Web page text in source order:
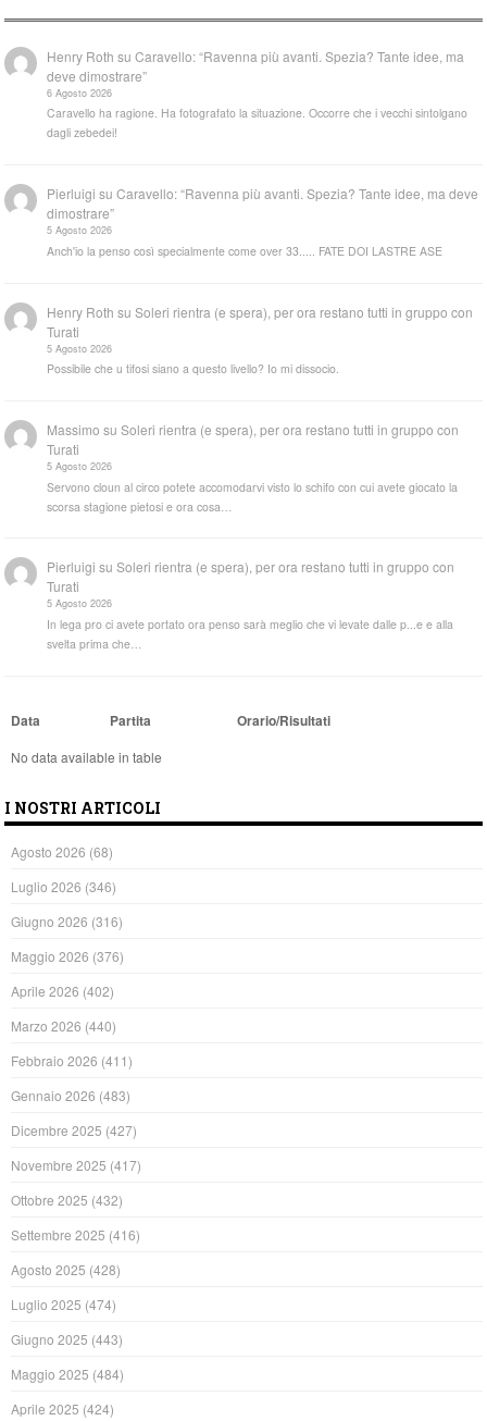
Henry Roth suCaravello: “Ravenna più avanti. Spezia? Tante idee, ma
deve dimostrare”
6 Agosto 2026
Caravello ha ragione. Ha fotografato la situazione. Occorre che i vecchi sintolgano
dagli zebedei!
Pierluigi suCaravello: “Ravenna più avanti. Spezia? Tante idee, ma deve
dimostrare”
5 Agosto 2026
Anch'io la penso così specialmente come over 33..... FATE DOI LASTRE ASE
Henry Roth suSoleri rientra (e spera), per ora restano tutti in gruppo con
Turati
5 Agosto 2026
Possibile che u tifosi siano a questo livello? Io mi dissocio.
Massimo suSoleri rientra (e spera), per ora restano tutti in gruppo con
Turati
5 Agosto 2026
Servono cloun al circo potete accomodarvi visto lo schifo con cui avete giocato la
scorsa stagione pietosi e ora cosa…
Pierluigi suSoleri rientra (e spera), per ora restano tutti in gruppo con
Turati
5 Agosto 2026
In lega pro ci avete portato ora penso sarà meglio che vi levate dalle p...e e alla
svelta prima che…
Data Partita Orario/Risultati
No data available in table
I NOSTRI ARTICOLI
Agosto 2026 (68)
Luglio 2026 (346)
Giugno 2026 (316)
Maggio 2026 (376)
Aprile 2026 (402)
Marzo 2026 (440)
Febbraio 2026 (411)
Gennaio 2026 (483)
Dicembre 2025 (427)
Novembre 2025 (417)
Ottobre 2025 (432)
Settembre 2025 (416)
Agosto 2025 (428)
Luglio 2025 (474)
Giugno 2025 (443)
Maggio 2025 (484)
Aprile 2025 (424)